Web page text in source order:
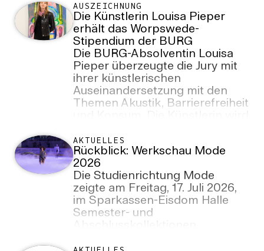
nach dem internationalen
Architekturwettbewerb beginnt
damit ein neues Kapitel in der
Entwicklung der Hochschule.
AUSZEICHNUNG
Die Künstlerin Louisa Pieper
erhält das Worpswede-
Stipendium der BURG
Die BURG-Absolventin Louisa
Pieper überzeugte die Jury mit
ihrer künstlerischen
Auseinandersetzung mit den
Themen Akustik, Barrierefreiheit
2026 antreten.
AKTUELLES
Rückblick: Werkschau Mode
2026
Die Studienrichtung Mode
zeigte am Freitag, 17. Juli 2026,
im Sparkassen-Eisdom Halle
Semester- und